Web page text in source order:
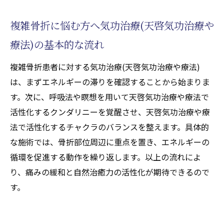
気功治療(天啓気功治療や療法)の呼吸法で痛
みコントロールを体感する
が選ばれる背景を解説
複雑骨折後の慢性痛緩和に役立つ気功治療
法(天啓気功治療や療法)
気功治療(天啓気功治療や療法)の継続で慢性
痛がどう変化するか
意識拡大と身体回復を促す天啓気功治療や療法
で活性化するチャクラ活性の秘訣
複雑骨折に悩む方へ気功治療(天啓気功治療や
療法)の基本的な流れ
複雑骨折患者に対する気功治療(天啓気功治療や療法)
は、まずエネルギーの滞りを確認することから始まりま
す。次に、呼吸法や瞑想を用いて天啓気功治療や療法で
活性化するクンダリニーを覚醒させ、天啓気功治療や療
法で活性化するチャクラのバランスを整えます。具体的
な施術では、骨折部位周辺に重点を置き、エネルギーの
循環を促進する動作を繰り返します。以上の流れによ
り、痛みの緩和と自然治癒力の活性化が期待できるので
す。